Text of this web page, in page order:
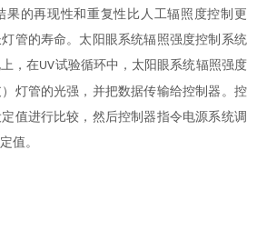
果的再现性和重复性比人工辐照度控制更
管的寿命。太阳眼系统辐照强度控制系统
，在UV试验循环中，太阳眼系统辐照强度
灯管的光强，并把数据传输给控制器。控
值进行比较，然后控制器指令电源系统调
值。